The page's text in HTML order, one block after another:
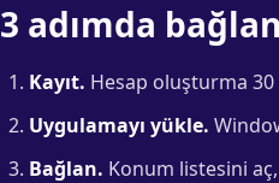
3 adımda
Kayıt. Hesap oluşturma
Uygulamayı yükle.
Bağlan. Konum listesini